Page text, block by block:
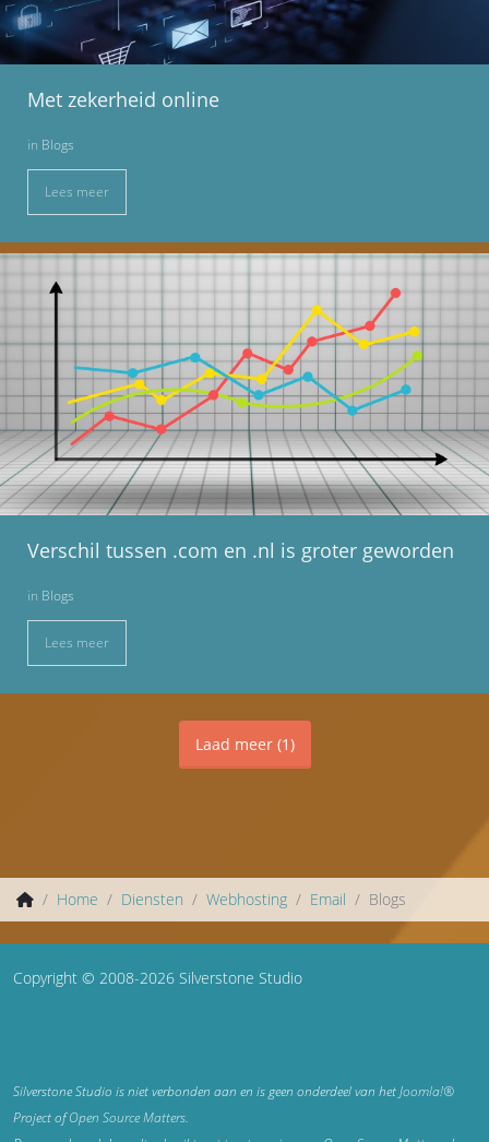
Met zekerheid online
in Blogs
Lees meer
Verschil tussen .com en .nl is groter geworden
in Blogs
Lees meer
Laad meer(1)
Home Diensten Webhosting Email Blogs
Copyright © 2008-2026 Silverstone Studio
Silverstone Studio is niet verbonden aan en is geen onderdeel van hetJoomla!®
Project ofOpen Source Matters.